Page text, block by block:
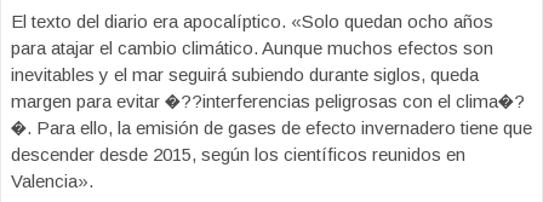
El texto del diario era apocalíptico. «Solo quedan ocho años
para atajar el cambio climático. Aunque muchos efectos son
inevitables y el mar seguirá subiendo durante siglos, queda
margen para evitar �??interferencias peligrosas con el clima�?
�. Para ello, la emisión de gases de efecto invernadero tiene que
descender desde 2015, según los científicos reunidos en
Valencia».